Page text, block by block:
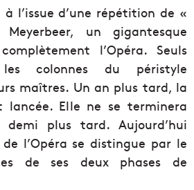
à l’issue d’une répétition de «
un gigantesque
l’Opéra. Seuls
colonnes du péristyle
maîtres. Un an plus tard, la
lancée. Elle ne se terminera
plus tard. Aujourd’hui
l’Opéra se distingue par le
de ses deux phases de